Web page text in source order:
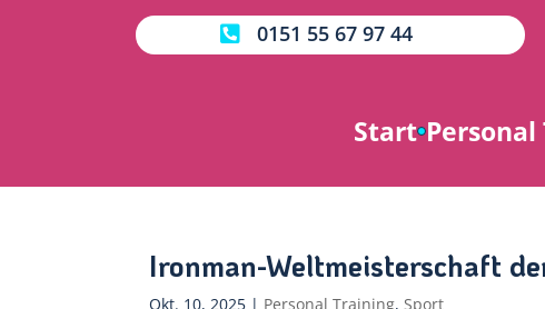
 0151 55 67 97 44
Start
Ironman-Weltmeisterschaft
Okt. 10, 2025 | Personal Training, Sport